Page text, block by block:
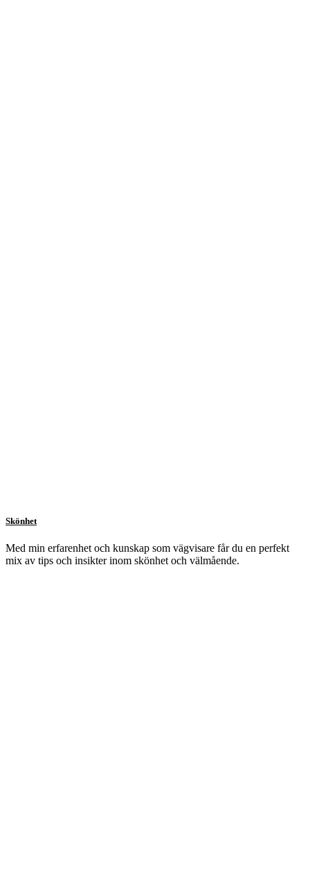
Skönhet
Med min erfarenhet och kunskap som vägvisare får du en perfekt
mix av tips och insikter inom skönhet och välmående.